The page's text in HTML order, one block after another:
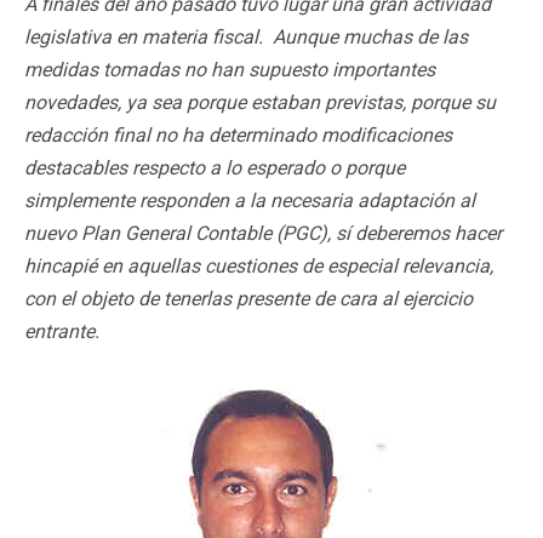
legislativa en materia fiscal. Aunque muchas de las
medidas tomadas no han supuesto importantes
novedades, ya sea porque estaban previstas, porque su
redacción final no ha determinado modificaciones
destacables respecto a lo esperado o porque
simplemente responden a la necesaria adaptación al
nuevo Plan General Contable (PGC), sí deberemos hacer
hincapié en aquellas cuestiones de especial relevancia,
con el objeto de tenerlas presente de cara al ejercicio
entrante.